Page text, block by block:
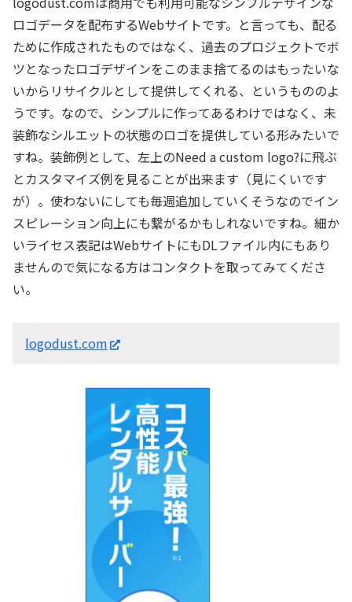
ロゴデータを配布するWebサイトです。と言っても、配る
ために作成されたものではなく、過去のプロジェクトでボ
ツとなったロゴデザインをこのまま捨てるのはもったいな
いからリサイクルとして提供してくれる、というもののよ
うです。なので、シンプルに作ってあるわけではなく、未
装飾なシルエットの状態のロゴを提供している形みたいで
すね。装飾例として、左上のNeed a custom logo?に飛ぶ
とカスタマイズ例を見ることが出来ます（見にくいです
が）。使わないにしても毎週追加していくそうなのでイン
スピレーション向上にも繋がるかもしれないですね。細か
いライセス表記はWebサイトにもDLファイル内にもあり
ませんので気になる方はコンタクトを取ってみてくださ
い。
logodust.com